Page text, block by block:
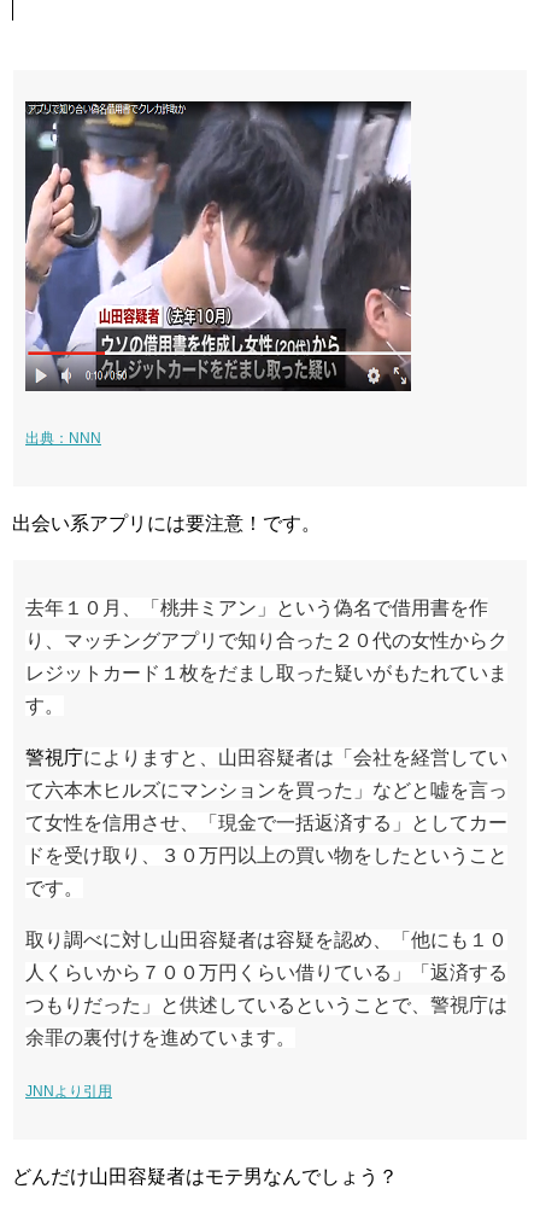
出典：NNN
出会い系アプリには要注意！です。
去年１０月、「桃井ミアン」という偽名で借用書を作
り、マッチングアプリで知り合った２０代の女性からク
レジットカード１枚をだまし取った疑いがもたれていま
す。
警視庁によりますと、山田容疑者は「会社を経営してい
て六本木ヒルズにマンションを買った」などと嘘を言っ
て女性を信用させ、「現金で一括返済する」としてカー
ドを受け取り、３０万円以上の買い物をしたということ
です。
取り調べに対し山田容疑者は容疑を認め、「他にも１０
人くらいから７００万円くらい借りている」「返済する
つもりだった」と供述しているということで、警視庁は
余罪の裏付けを進めています。
JNNより引用
どんだけ山田容疑者はモテ男なんでしょう？